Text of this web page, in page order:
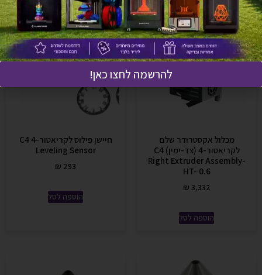
מכלול אקסטרודר שלם
לקריאטור-4 (צד-ימין) C4
Right Extruder Assembly-
HT- 0.6
₪ 3,332
הוספה לסל
חיישן פילוס לקריאטור-4 C4
Leveling Sensor
₪ 293
הוספה לסל
להרשמה לחצו כאן!